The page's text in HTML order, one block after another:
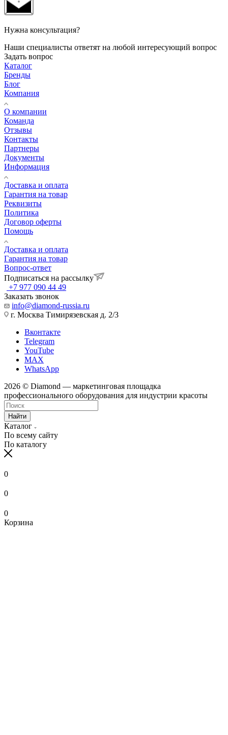
Нужна консультация?
Наши специалисты ответят на любой интересующий вопрос
Задать вопрос
Каталог
Бренды
Блог
Компания
О компании
Команда
Отзывы
Контакты
Партнеры
Документы
Информация
Доставка и оплата
Гарантия на товар
Реквизиты
Политика
Договор оферты
Помощь
Доставка и оплата
Гарантия на товар
Вопрос-ответ
Подписаться на рассылку
+7 977 090 44 49
Заказать звонок
info@diamond-russia.ru
г. Москва Тимирязевская д. 2/3
Вконтакте
Telegram
YouTube
MAX
WhatsApp
2026 © Diamond — маркетинговая площадка
профессионального оборудования для индустрии красоты
Найти
Каталог
По всему сайту
По каталогу
0
0
0
Корзина